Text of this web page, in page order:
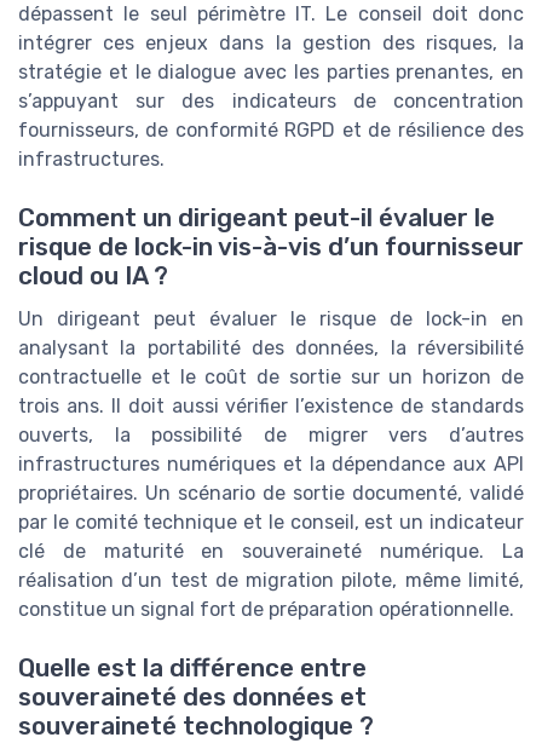
dépassent le seul périmètre IT. Le conseil doit donc
intégrer ces enjeux dans la gestion des risques, la
stratégie et le dialogue avec les parties prenantes, en
s’appuyant sur des indicateurs de concentration
fournisseurs, de conformité RGPD et de résilience des
infrastructures.
Comment un dirigeant peut-il évaluer le
risque de lock-in vis-à-vis d’un fournisseur
cloud ou IA ?
Un dirigeant peut évaluer le risque de lock-in en
analysant la portabilité des données, la réversibilité
contractuelle et le coût de sortie sur un horizon de
trois ans. Il doit aussi vérifier l’existence de standards
ouverts, la possibilité de migrer vers d’autres
infrastructures numériques et la dépendance aux API
propriétaires. Un scénario de sortie documenté, validé
par le comité technique et le conseil, est un indicateur
clé de maturité en souveraineté numérique. La
réalisation d’un test de migration pilote, même limité,
constitue un signal fort de préparation opérationnelle.
Quelle est la différence entre
souveraineté des données et
souveraineté technologique ?